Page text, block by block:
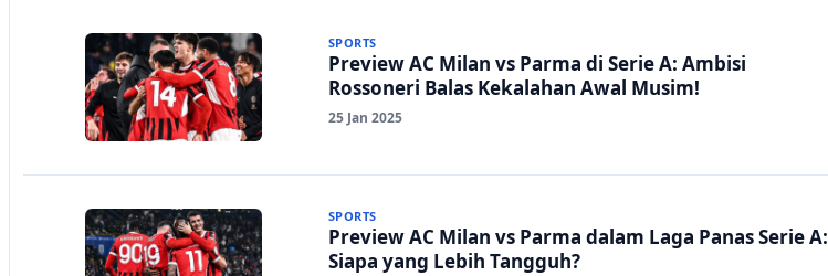
SPORTS
Preview AC Milan vs Parma di Serie A: Ambisi
Rossoneri Balas Kekalahan Awal Musim!
25 Jan 2025
SPORTS
Preview AC Milan vs Parma dalam Laga Panas Serie A:
Siapa yang Lebih Tangguh?